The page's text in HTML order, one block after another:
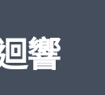
響